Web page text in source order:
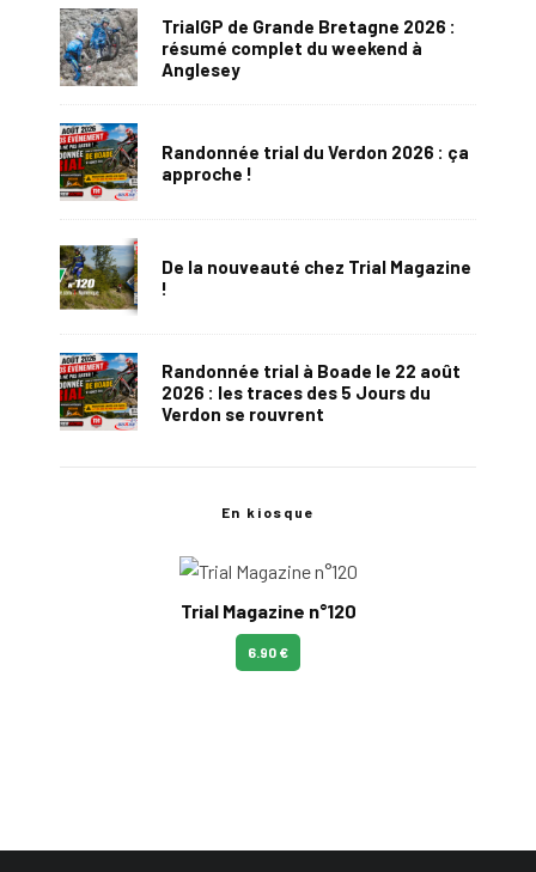
TrialGP de Grande Bretagne 2026 :
résumé complet du weekend à
Anglesey
Randonnée trial du Verdon 2026 : ça
approche !
De la nouveauté chez Trial Magazine
!
Randonnée trial à Boade le 22 août
2026 : les traces des 5 Jours du
Verdon se rouvrent
En kiosque
Trial Magazine n°120
6.90 €